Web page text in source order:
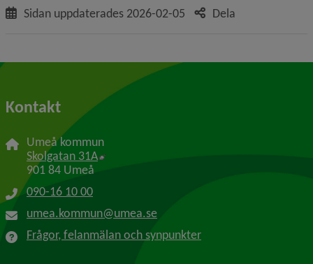
Sidan uppdaterades 2026-02-05 Dela
Kontakt
Umeå kommun
Skolgatan 31A Länk till annan webbplats, öppnas i nytt
901 84 Umeå
090-16 10 00
umea.kommun@umea.se
Frågor, felanmälan och synpunkter